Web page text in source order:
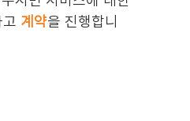
계약을 진행합니